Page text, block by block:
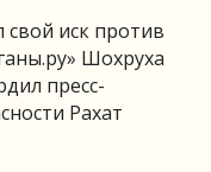
свой иск против
Шохруха
пресс-
Рахат